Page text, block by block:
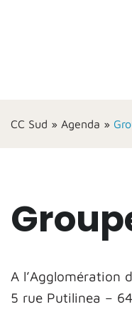
CC Sud » Agenda »
A l’Agglomération
5 rue Putilinea –